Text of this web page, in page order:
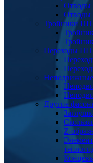
Тройники
Переходы
Другие
Z-